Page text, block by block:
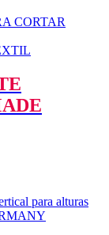
para alturas